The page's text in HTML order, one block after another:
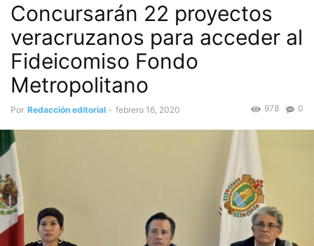
Concursarán 22 proyectos
veracruzanos para acceder al
Fideicomiso Fondo
Metropolitano
Por Redacción editorial - febrero 16, 2020 0
978